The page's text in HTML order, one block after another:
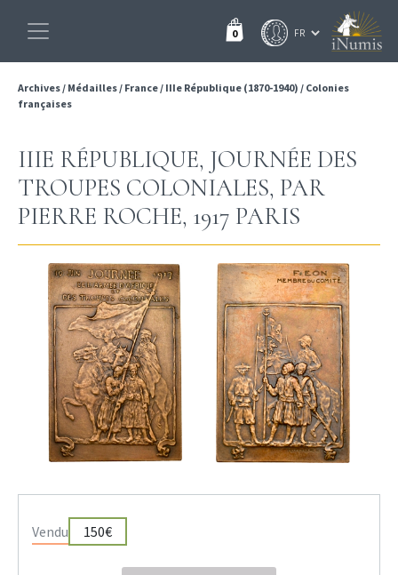
0
Archives/ Médailles/ France/ IIIe République (1870-1940) / Colonies
françaises
IIIE RÉPUBLIQUE, JOURNÉE DES
TROUPES COLONIALES, PAR
PIERRE ROCHE, 1917 PARIS
Vendu 150€